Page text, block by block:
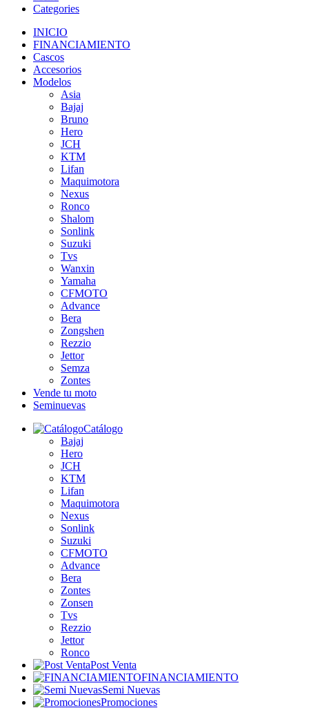
Categories
INICIO
FINANCIAMIENTO
Cascos
Accesorios
Modelos
Asia
Bajaj
Bruno
Hero
JCH
KTM
Lifan
Maquimotora
Nexus
Ronco
Shalom
Sonlink
Suzuki
Tvs
Wanxin
Yamaha
CFMOTO
Advance
Bera
Zongshen
Rezzio
Jettor
Semza
Zontes
Vende tu moto
Seminuevas
Catálogo
Bajaj
Hero
JCH
KTM
Lifan
Maquimotora
Nexus
Sonlink
Suzuki
CFMOTO
Advance
Bera
Zontes
Zonsen
Tvs
Rezzio
Jettor
Ronco
Post Venta
FINANCIAMIENTO
Semi Nuevas
Promociones